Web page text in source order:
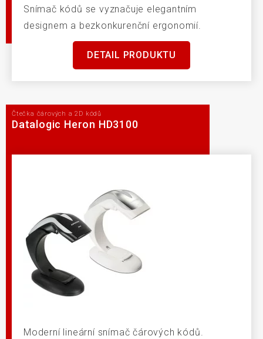
Snímač kódů se vyznačuje elegantním
designem a bezkonkurenční ergonomií.
DETAIL PRODUKTU
Čtečka čárových a 2D kódů
Datalogic Heron HD3100
Moderní lineární snímač čárových kódů.